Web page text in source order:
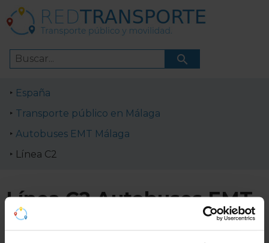
España
Transporte público en Málaga
Autobuses EMT Málaga
Línea C2
Línea C2 Autobuses EMT
de Málaga